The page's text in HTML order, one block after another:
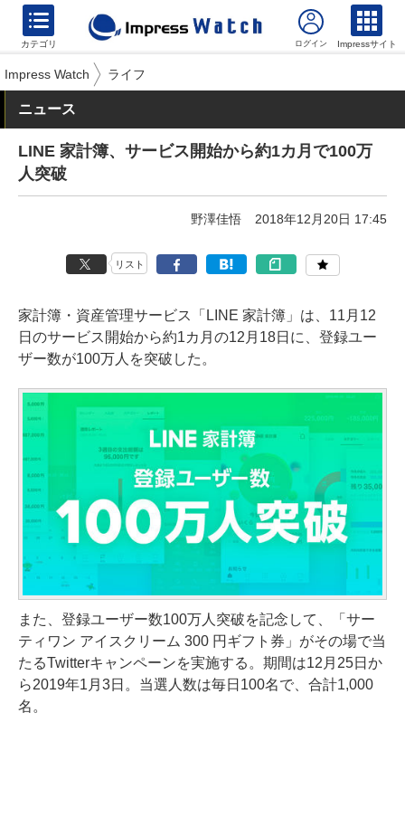
カテゴリ Impressサイト
Impress Watch ライフ
ニュース
LINE 家計簿、サービス開始から約1カ月で100万
人突破
野澤佳悟 2018年12月20日 17:45
リスト
家計簿・資産管理サービス「LINE 家計簿」は、11月12
日のサービス開始から約1カ月の12月18日に、登録ユー
ザー数が100万人を突破した。
また、登録ユーザー数100万人突破を記念して、「サー
ティワン アイスクリーム 300 円ギフト券」がその場で当
たるTwitterキャンペーンを実施する。期間は12月25日か
ら2019年1月3日。当選人数は毎日100名で、合計1,000
名。